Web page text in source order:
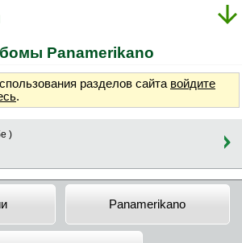
Panamerikano
разделов сайта войдите
.
)
Panamerikano